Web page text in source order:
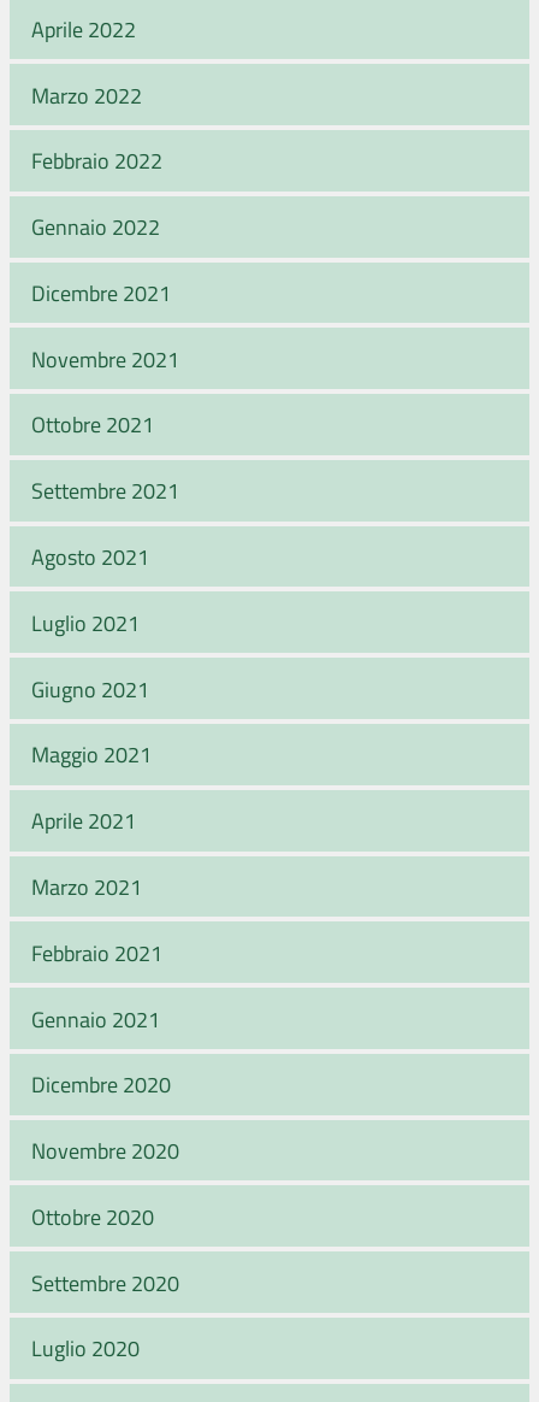
Aprile 2022
Marzo 2022
Febbraio 2022
Gennaio 2022
Dicembre 2021
Novembre 2021
Ottobre 2021
Settembre 2021
Agosto 2021
Luglio 2021
Giugno 2021
Maggio 2021
Aprile 2021
Marzo 2021
Febbraio 2021
Gennaio 2021
Dicembre 2020
Novembre 2020
Ottobre 2020
Settembre 2020
Luglio 2020